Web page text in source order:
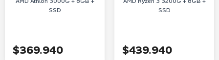
SSD
$369.940
SSD
$439.940